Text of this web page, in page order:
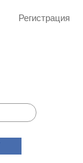
Регистрация